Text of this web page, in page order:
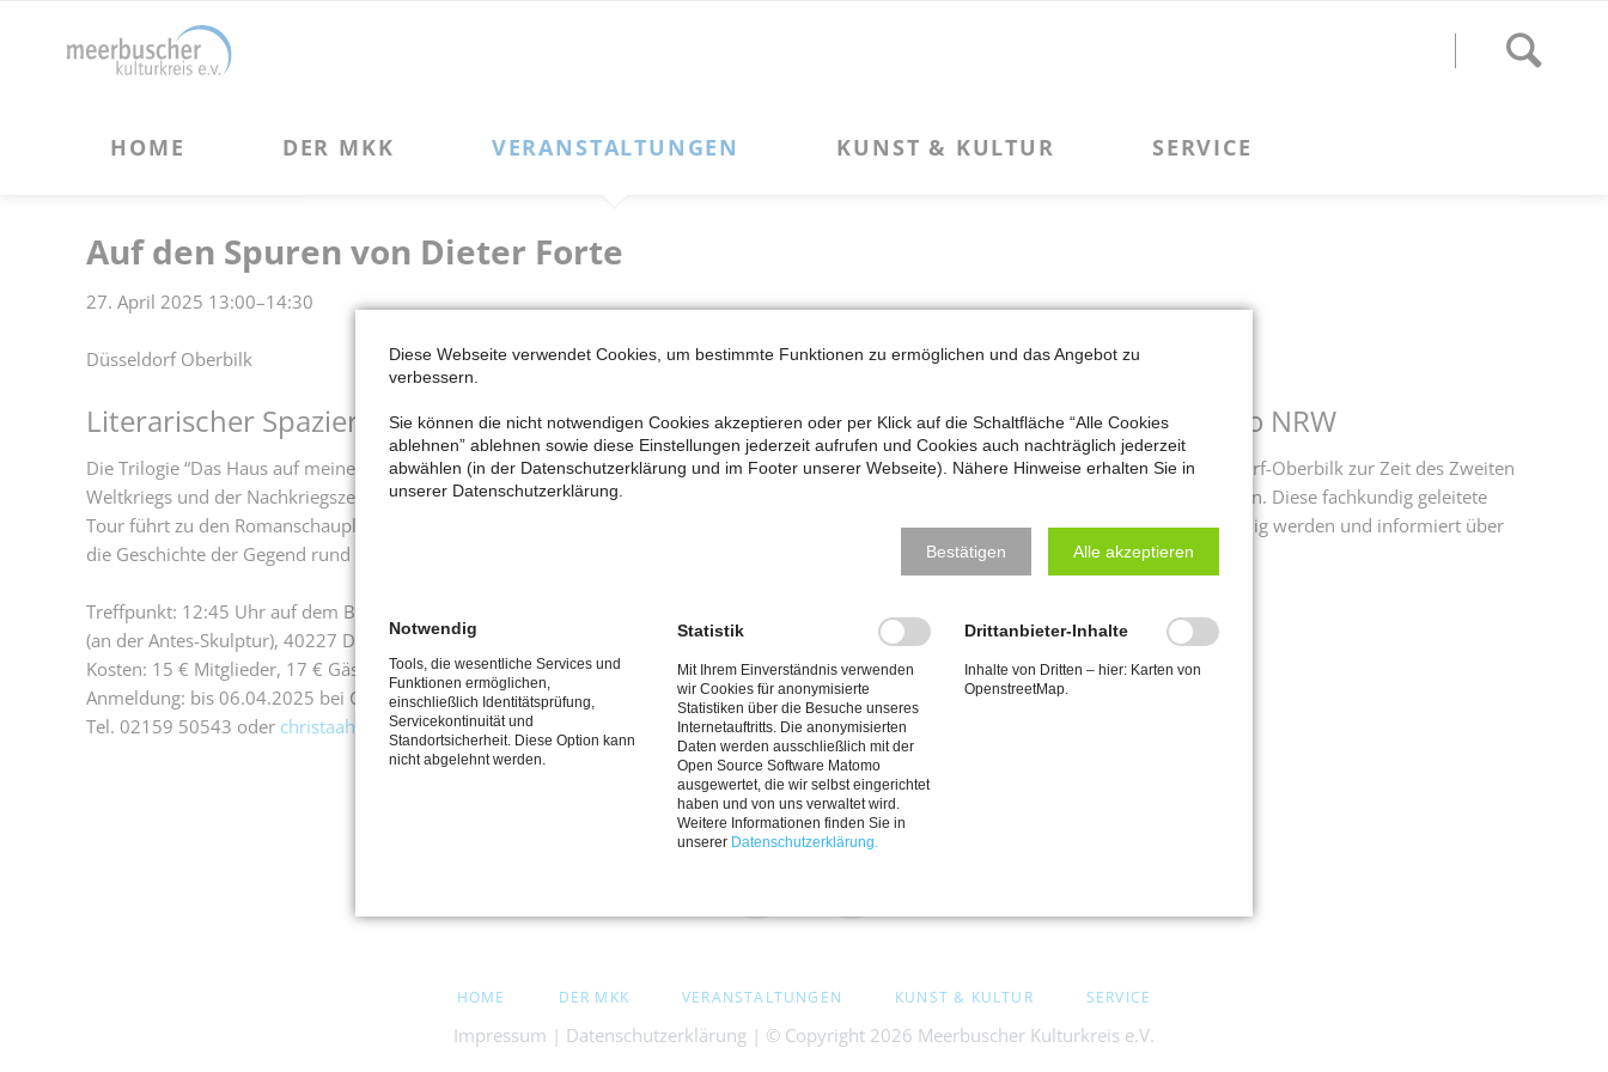
Förderprojekte des MKK
Vereinsgeschichte
Chronik des MKK
Kulturveranstaltungen Kulturleben
Kunstpfad Latumer See – „Phoibos“
Kunstpfad Latumer See – „Große Flügelform: NIKE“
Kooperationen + Kulturvereine
Kontakt zum MKK
Alter Güterbahnhof
Mitglied werden
Datenschutzerklärung
Auf den Spuren von Dieter Forte
27. April 2025 13:00–14:30
Düsseldorf Oberbilk
Literarischer Spaziergang durch Düsseldorf-Oberbilk mit Maren Jungclaus, Literaturbüro NRW
Die Trilogie “Das Haus auf meinen Schultern” des in Düsseldorf geborenen Autors Dieter Forte (1935-2019) spielt zum großen Teil in Düsseldorf-Oberbilk zur Zeit des Zweiten
Weltkriegs und der Nachkriegszeit. Forte beschreibt das Leben und Leiden der Menschen, ihre Not, ihre Angst und auch ihren Überlebenswillen. Diese fachkundig geleitete
Tour führt zu den Romanschauplätzen durch den damals von der Schwerindustrie geprägten Stadtteil, lässt das großartige Werk Fortes lebendig werden und informiert über
die Geschichte der Gegend rund um die Kölner Straße, die “Kö der Arbeiter”.
Treffpunkt: 12:45 Uhr auf dem Bertha-von-Suttner Platz
(an der Antes-Skulptur), 40227 Düsseldorf
Kosten: 15 € Mitglieder, 17 € Gäste
Anmeldung: bis 06.04.2025 bei Christa Ahrens-Wilke,
Tel. 02159 50543 oder christaahrenswilke@gmail.com
Facebook
Cookie
ÜBERSPRINGEN
HOME DER MKK VERANSTALTUNGEN KUNST & KULTUR SERVICE
Impressum | Datenschutzerklärung | © Copyright 2026 Meerbuscher Kulturkreis e.V.
Diese Webseite verwendet Cookies, um bestimmte Funktionen zu ermöglichen und das Angebot zu
verbessern.
Sie können die nicht notwendigen Cookies akzeptieren oder per Klick auf die Schaltfläche “Alle Cookies
ablehnen” ablehnen sowie diese Einstellungen jederzeit aufrufen und Cookies auch nachträglich jederzeit
abwählen (in der Datenschutzerklärung und im Footer unserer Webseite). Nähere Hinweise erhalten Sie in
unserer Datenschutzerklärung.
Bestätigen Alle akzeptieren
Notwendig
Tools, die wesentliche Services und
Funktionen ermöglichen,
einschließlich Identitätsprüfung,
Servicekontinuität und
Standortsicherheit. Diese Option kann
nicht abgelehnt werden.
Statistik
Mit Ihrem Einverständnis verwenden
wir Cookies für anonymisierte
Statistiken über die Besuche unseres
Internetauftritts. Die anonymisierten
Daten werden ausschließlich mit der
Open Source Software Matomo
ausgewertet, die wir selbst eingerichtet
haben und von uns verwaltet wird.
Weitere Informationen finden Sie in
unserer Datenschutzerklärung.
Drittanbieter-Inhalte
Inhalte von Dritten – hier: Karten von
OpenstreetMap.